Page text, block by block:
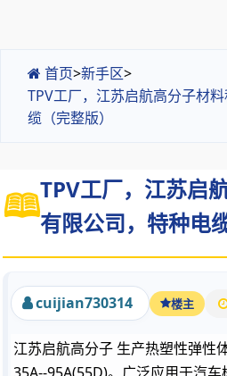
首页>新手区>
TPV工厂，江苏启航高分子材
缆（完整版）
TPV工厂，江苏启
有限公司，特种电
cuijian730314 楼主
江苏启航高分子 生产热塑性弹性